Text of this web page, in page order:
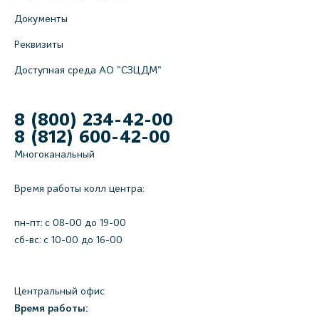
Документы
Реквизиты
Доступная среда АО "СЗЦДМ"
8 (800) 234-42-00
8 (812) 600-42-00
Многоканальный
Время работы колл центра:
пн-пт: c 08-00 до 19-00
сб-вс: с 10-00 до 16-00
Центральный офис
Время работы: